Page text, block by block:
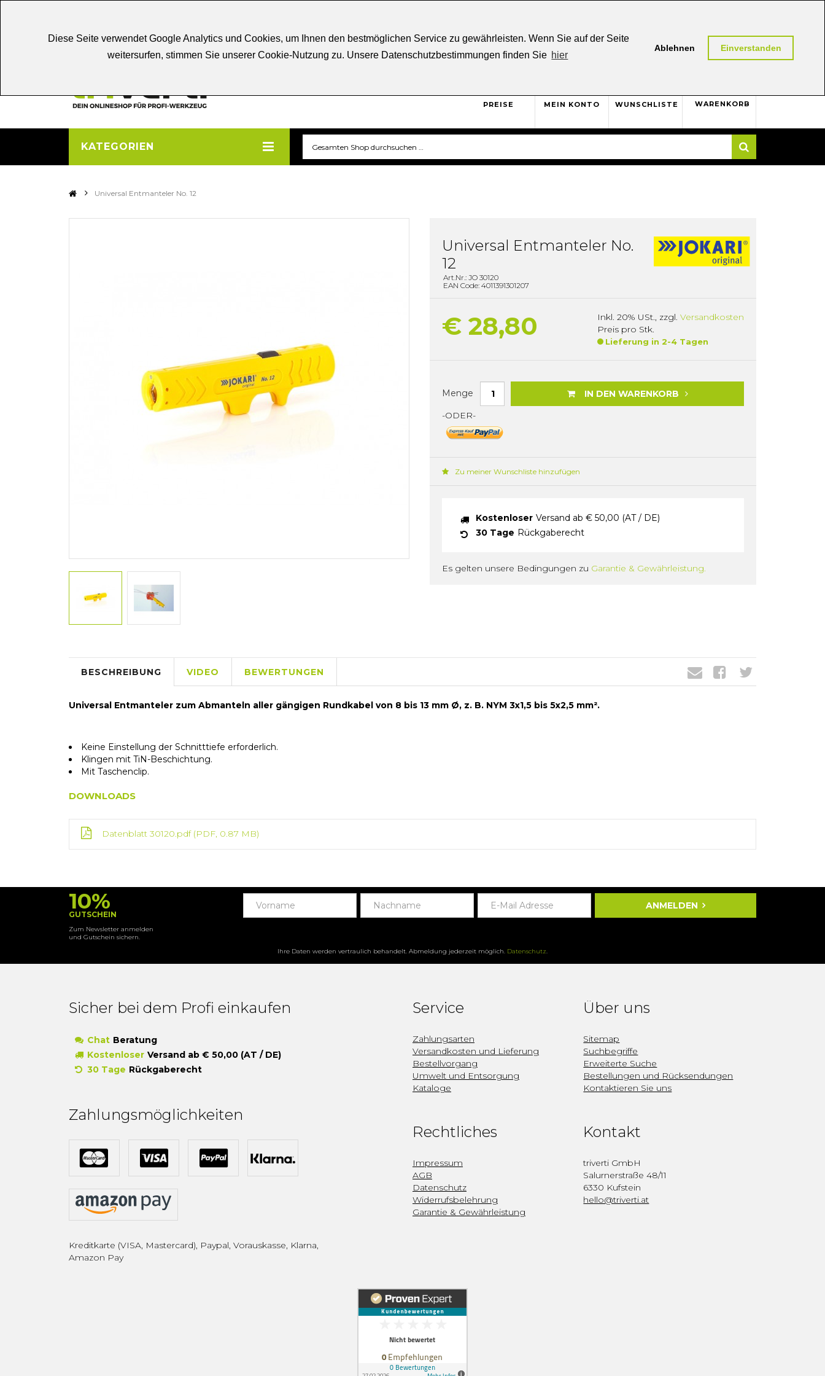
Diese Seite verwendet Google Analytics und Cookies, um Ihnen den bestmöglichen Service zu gewährleisten. Wenn Sie auf der Seite
weitersurfen, stimmen Sie unserer Cookie-Nutzung zu. Unsere Datenschutzbestimmungen finden Sie hier
Ablehnen Einverstanden
Rückgaberecht
PREISE MEIN KONTO WUNSCHLISTE WARENKORB
0
KATEGORIEN
> Universal Entmanteler No. 12
Universal Entmanteler No.
12
Art.Nr.: JO 30120
EAN Code: 4011391301207
€ 28,80 Inkl. 20% USt., zzgl. Versandkosten
Preis pro Stk.
Lieferung in 2-4 Tagen
Menge
IN DEN WARENKORB
-ODER-
Zu meiner Wunschliste hinzufügen
Kostenloser Versand ab € 50,00 (AT / DE)
30 Tage Rückgaberecht
Es gelten unsere Bedingungen zu Garantie & Gewährleistung.
BESCHREIBUNG VIDEO BEWERTUNGEN
Universal Entmanteler zum Abmanteln aller gängigen Rundkabel von 8 bis 13 mm Ø, z. B. NYM 3x1,5 bis 5x2,5 mm².
Keine Einstellung der Schnitttiefe erforderlich.
Klingen mit TiN-Beschichtung.
Mit Taschenclip.
DOWNLOADS
Datenblatt 30120.pdf(PDF, 0.87 MB)
10%
GUTSCHEIN
Zum Newsletter anmelden
und Gutschein sichern.
ANMELDEN
Ihre Daten werden vertraulich behandelt. Abmeldung jederzeit möglich. Datenschutz.
Sicher bei dem Profi einkaufen
Chat Beratung
Kostenloser Versand ab € 50,00 (AT / DE)
30 Tage Rückgaberecht
Zahlungsmöglichkeiten
Kreditkarte (VISA, Mastercard), Paypal, Vorauskasse, Klarna,
Amazon Pay
Service
Zahlungsarten
Versandkosten und Lieferung
Bestellvorgang
Umwelt und Entsorgung
Kataloge
Über uns
Sitemap
Suchbegriffe
Erweiterte Suche
Bestellungen und Rücksendungen
Kontaktieren Sie uns
Rechtliches
Impressum
AGB
Datenschutz
Widerrufsbelehrung
Garantie & Gewährleistung
Kontakt
triverti GmbH
Salurnerstraße 48/11
6330 Kufstein
hello@triverti.at